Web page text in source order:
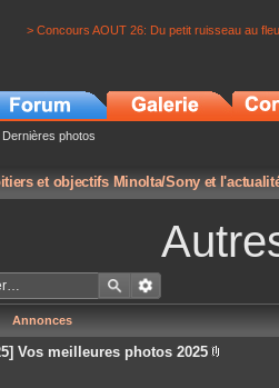
> Concours AOUT 26: Du petit ruisseau au
Dernières photos
et objectifs Minolta/Sony et
Annonces
Vos meilleures photos 2025